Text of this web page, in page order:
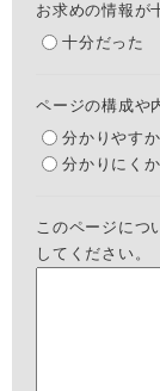
お求めの情報が
十分だった
ページの構成や
分かりやす
分かりにく
このページにつ
してください。